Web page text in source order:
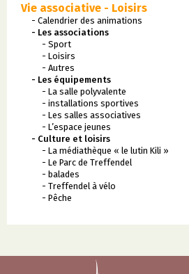
Vie associative - Loisirs
- Calendrier des animations
- Les associations
- Sport
- Loisirs
- Autres
- Les équipements
- La salle polyvalente
- installations sportives
- Les salles associatives
- L’espace jeunes
- Culture et loisirs
- La médiathèque « le lutin Kili »
- Le Parc de Treffendel
- balades
- Treffendel à vélo
- Pêche